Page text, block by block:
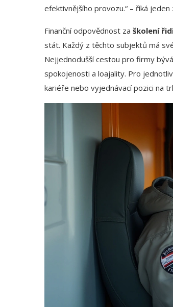
efektivnějšího provozu.“ – říká
Finanční odpovědnost za školení
stát. Každý z těchto subjektů má
Nejjednodušší cestou pro firmy
spokojenosti a loajality. Pro
kariéře nebo vyjednávací pozici na